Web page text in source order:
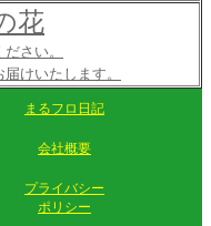
花
さい。
けいたします。
まるフロ日記
会社概要
プライバシー
ポリシー